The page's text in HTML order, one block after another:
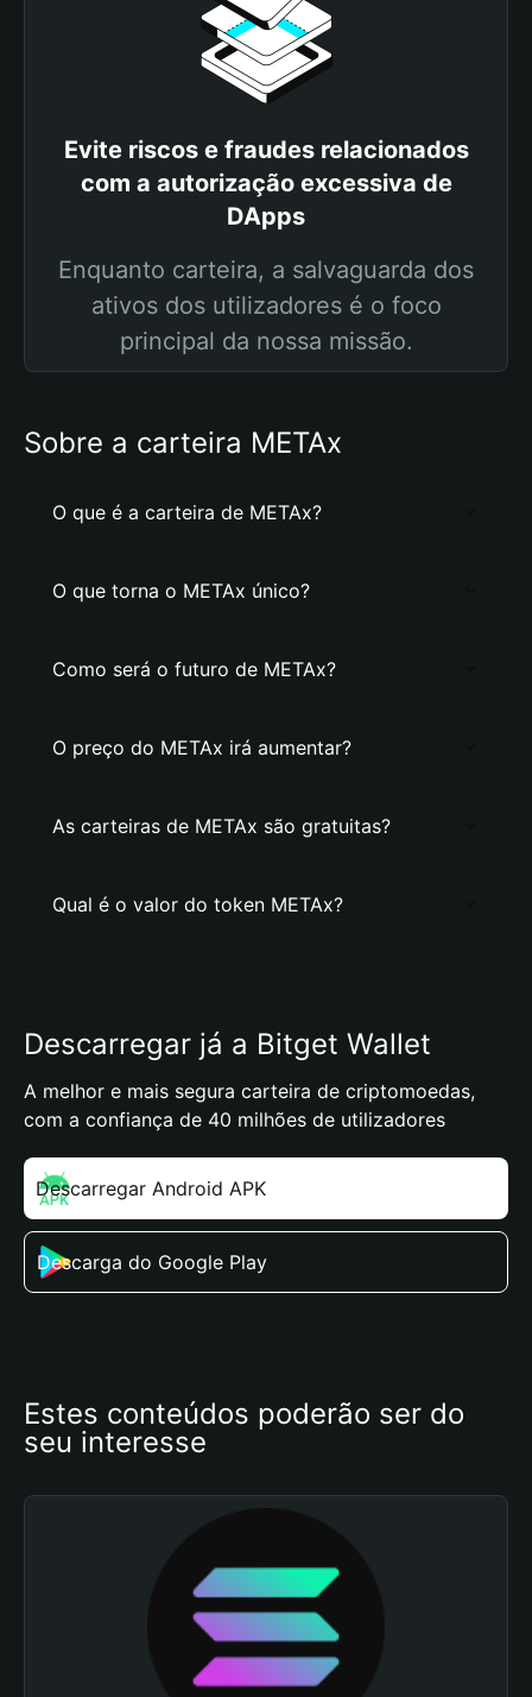
Evite riscos e fraudes relacionados
com a autorização excessiva de
DApps
Enquanto carteira, a salvaguarda dos
ativos dos utilizadores é o foco
principal da nossa missão.
Sobre a carteira METAx
O que é a carteira de METAx?
O que torna o METAx único?
Como será o futuro de METAx?
O preço do METAx irá aumentar?
As carteiras de METAx são gratuitas?
Qual é o valor do token METAx?
Descarregar já a Bitget Wallet
A melhor e mais segura carteira de criptomoedas,
com a confiança de 40 milhões de utilizadores
Descarregar Android APK
Descarga do Google Play
Estes conteúdos poderão ser do
seu interesse